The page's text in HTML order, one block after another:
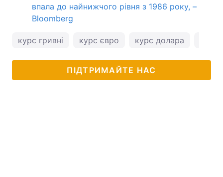
впала до найнижчого рівня з 1986 року, –
Bloomberg
курс гривні курс євро курс долара
ПІДТРИМАЙТЕ НАС